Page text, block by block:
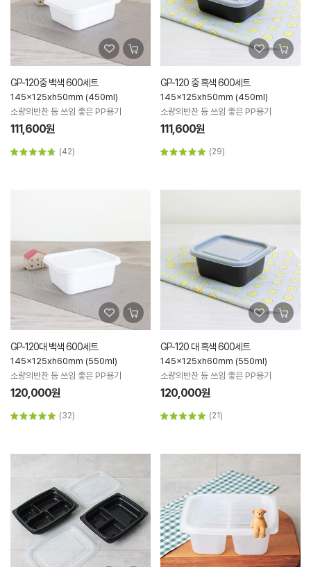
GP-120중 백색 600세트
145x125xh50mm (450ml)
소량의반찬 등 쓰임 좋은 PP용기
111,600원
(42)
GP-120 중 흑색 600세트
145x125xh50mm (450ml)
소량의반찬 등 쓰임 좋은 PP용기
111,600원
(29)
GP-120대 백색 600세트
145x125xh60mm (550ml)
소량의반찬 등 쓰임 좋은 PP용기
120,000원
(32)
GP-120 대 흑색 600세트
145x125xh60mm (550ml)
소량의반찬 등 쓰임 좋은 PP용기
120,000원
(21)